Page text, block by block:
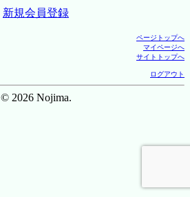
新規会員登録
ページトップへ
マイページへ
サイトトップへ
ログアウト
© 2026 Nojima.